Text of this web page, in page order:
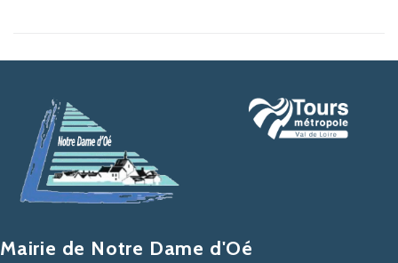
Mairie de Notre Dame d'Oé